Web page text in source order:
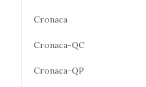
Cronaca
Cronaca-QC
Cronaca-QP